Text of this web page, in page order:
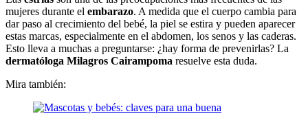
mujeres durante el embarazo. A medida que el cuerpo cambia para
dar paso al crecimiento del bebé, la piel se estira y pueden aparecer
estas marcas, especialmente en el abdomen, los senos y las caderas.
Esto lleva a muchas a preguntarse: ¿hay forma de prevenirlas? La
dermatóloga Milagros Cairampoma resuelve esta duda.
Mira también: